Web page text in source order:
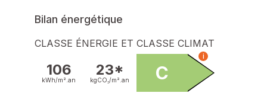
Ce bien saura séduire les amateurs d’espaces généreux
Le bien comprend 7 lots, et il est situé dans une
procédure citée à l'article L. 721-1 du code de la
Les informations sur les risques auxquels ce bien est
Bilan énergétique
CLASSE ÉNERGIE ET CLASSE CLIMAT
106
kWh/m². an
23*
kgCO₂/m². an C
i